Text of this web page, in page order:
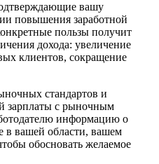
вашу
повышения заработной
пользы получит
дохода: увеличение
клиентов, сокращение
стандартов и
зарплаты с рыночным
информацию о
в вашей области, вашем
обосновать желаемое